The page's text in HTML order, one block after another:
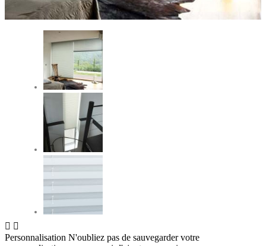
 
Personnalisation N'oubliez pas de sauvegarder votre